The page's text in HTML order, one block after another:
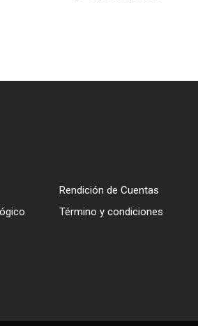
Rendición de Cuentas
Término y condiciones